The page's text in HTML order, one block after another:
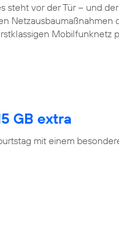
steht vor der Tür – und
Netzausbaumaßnahmen
Mobilfunknetz
GB extra
mit einem